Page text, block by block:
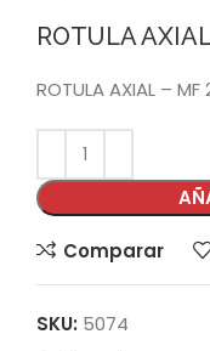
ROTULA
ROTULA AXIAL –
Comparar
SKU: 5074